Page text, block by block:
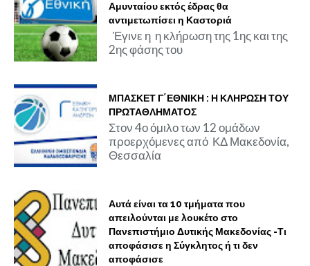
Αμυνταίου εκτός έδρας θα
αντιμετωπίσει η Καστοριά
Έγινε η η κλήρωση της 1ης και της
2ης φάσης του
ΜΠΑΣΚΕΤ Γ΄ΕΘΝΙΚΗ : Η ΚΛΗΡΩΣΗ ΤΟΥ
ΠΡΩΤΑΘΛΗΜΑΤΟΣ
Στον 4ο όμιλο των 12 ομάδων
προερχόμενες από ΚΔ Μακεδονία,
Θεσσαλία
Αυτά είναι τα 10 τμήματα που
απειλούνται με λουκέτο στο
Πανεπιστήμιο Δυτικής Μακεδονίας -Τι
αποφάσισε η Σύγκλητος ή τι δεν
αποφάσισε